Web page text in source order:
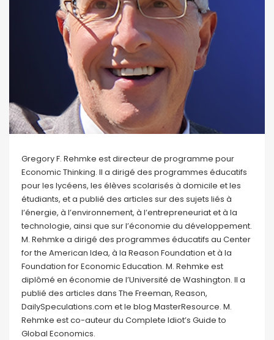
Gregory F. Rehmke est directeur de programme pour
Economic Thinking. Il a dirigé des programmes éducatifs
pour les lycéens, les élèves scolarisés à domicile et les
étudiants, et a publié des articles sur des sujets liés à
l’énergie, à l’environnement, à l’entrepreneuriat et à la
technologie, ainsi que sur l’économie du développement.
M. Rehmke a dirigé des programmes éducatifs au Center
for the American Idea, à la Reason Foundation et à la
Foundation for Economic Education. M. Rehmke est
diplômé en économie de l’Université de Washington. Il a
publié des articles dans The Freeman, Reason,
DailySpeculations.com et le blog MasterResource. M.
Rehmke est co-auteur du Complete Idiot’s Guide to
Global Economics.